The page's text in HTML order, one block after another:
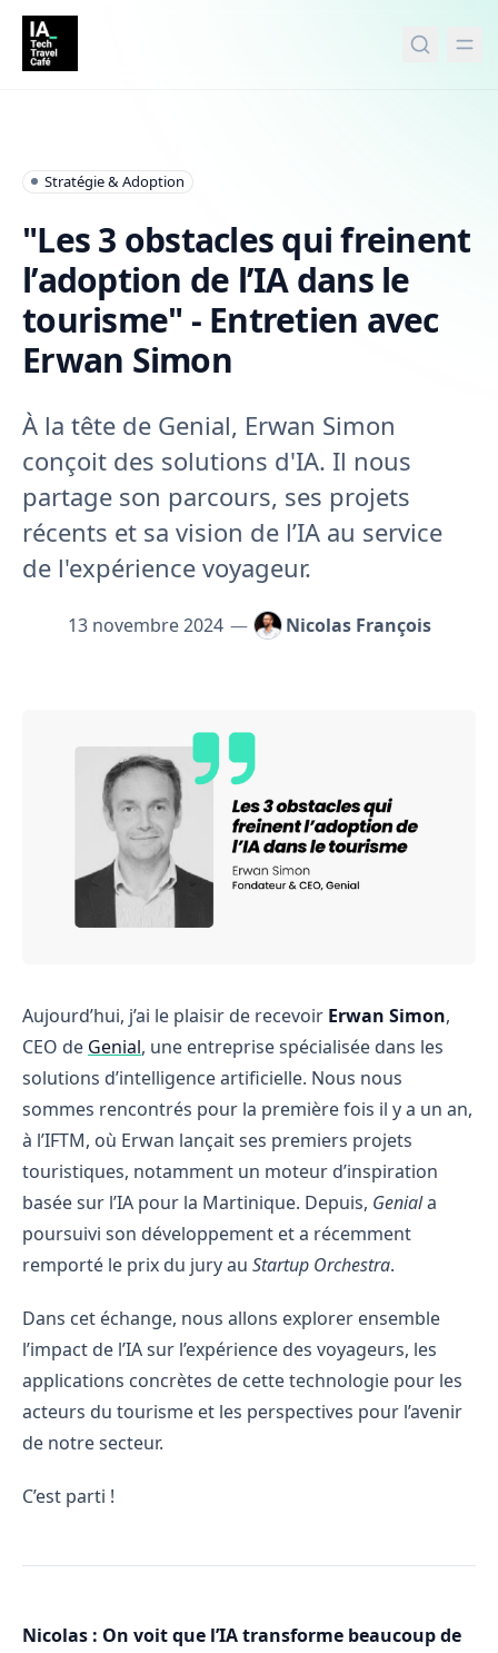
principal
Stratégie & Adoption
"Les 3 obstacles qui freinent
l’adoption de l’IA dans le
tourisme" - Entretien avec
Erwan Simon
À la tête de Genial, Erwan Simon
conçoit des solutions d'IA. Il nous
partage son parcours, ses projets
récents et sa vision de l’IA au service
de l'expérience voyageur.
13 novembre 2024 — Nicolas François
Aujourd’hui, j’ai le plaisir de recevoir Erwan Simon,
CEO de Genial, une entreprise spécialisée dans les
solutions d’intelligence artificielle. Nous nous
sommes rencontrés pour la première fois il y a un an,
à l’IFTM, où Erwan lançait ses premiers projets
touristiques, notamment un moteur d’inspiration
basée sur l’IA pour la Martinique. Depuis, Geniala
poursuivi son développement et a récemment
remporté le prix du jury au Startup Orchestra.
Dans cet échange, nous allons explorer ensemble
l’impact de l’IA sur l’expérience des voyageurs, les
applications concrètes de cette technologie pour les
acteurs du tourisme et les perspectives pour l’avenir
de notre secteur.
C’est parti !
Nicolas : On voit que l’IA transforme beaucoup de